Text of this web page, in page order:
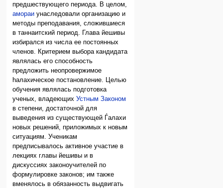
предшествующего периода. В целом,
амораи унаследовали организацию и
методы преподавания, сложившиеся
в таннаитский период. Глава йешивы
избирался из числа ее постоянных
членов. Критерием выбора кандидата
являлась его способность
предложить неопровержимое
hалахическое постановление. Целью
обучения являлась подготовка
ученых, владеющихУстным Законом
в степени, достаточной для
выведения из существующей Ѓалахи
новых решений, приложимых к новым
ситуациям. Ученикам
предписывалось активное участие в
лекциях главы йешивы и в
дискуссиях законоучителей по
формулировке законов; им также
вменялось в обязанность выдвигать